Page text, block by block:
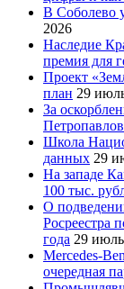
В Соболево
2026
Наследие
премия для
Проект
план 29
За
Школа
данных 29
На западе
100 тыс.
О
Росреестра
года 29
Mercedes-
очередная